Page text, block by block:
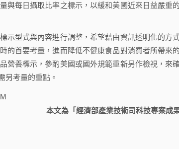
與每日攝取比率之標示，以緩和美國近來日益嚴重
型式與內容進行調整，希望藉由資訊透明化的方式
的首要考量，進而降低不健康食品對消費者所帶來
營養標示，參酌美國或國外規範重新另作檢視，來
另考量的重點。
本文為「經濟部產業技術司科技專案成果